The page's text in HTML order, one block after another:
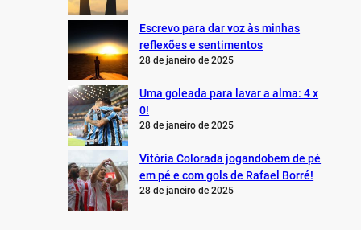
Escrevo para dar voz às minhas
reflexões e sentimentos
28 de janeiro de 2025
Uma goleada para lavar a alma: 4 x
0!
28 de janeiro de 2025
Vitória Colorada jogandobem de pé
em pé e com gols de Rafael Borré!
28 de janeiro de 2025